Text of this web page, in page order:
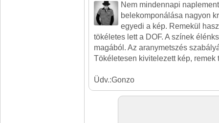
Nem mindennapi
belekomponálása nagyon
egyedi a kép. Remekül
tökéletes lett a DOF. A színek
magából. Az aranymetszés
Tökéletesen kivitelezett kép, remek
Üdv.:Gonzo